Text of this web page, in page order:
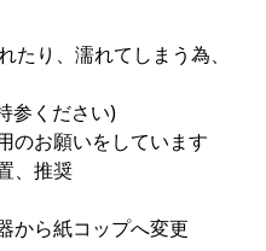
り、濡れてしまう為、
参ください)
のお願いをしています
、推奨
から紙コップへ変更